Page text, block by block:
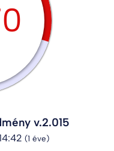
v.2.015
(1 éve)